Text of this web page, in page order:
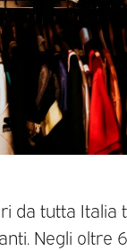
da tutta Italia
Negli oltre